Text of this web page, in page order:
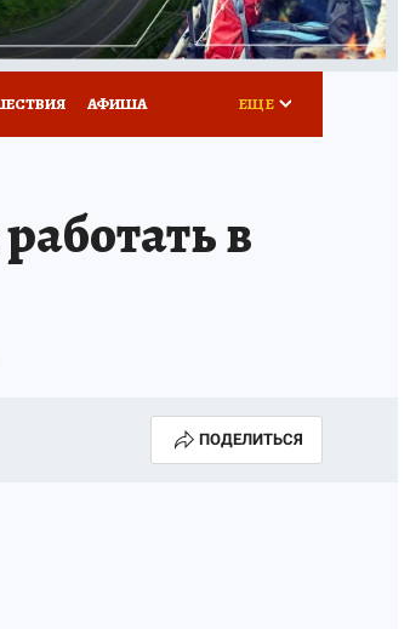
АФИША ЕЩЕ
в
ПОДЕЛИТЬСЯ